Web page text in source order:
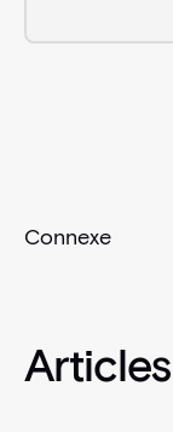
Connexe